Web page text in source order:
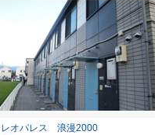
レオパレス 浪漫2000